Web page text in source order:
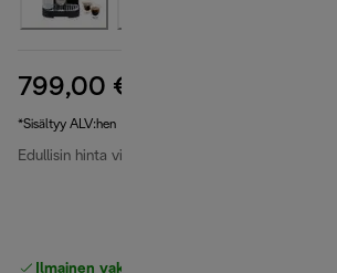
799,00 € alkuperäinen
*Sisältyy ALV:hen
Edullisin hinta viimeiset 30 päivää
Ilmainen vakiotoimitus